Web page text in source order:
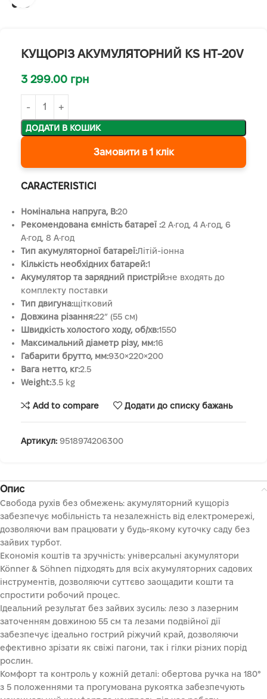
КУЩОРІЗ АКУМУЛЯТОРНИЙ KS HT-20V
3 299.00 грн
ДОДАТИ В КОШИК
Замовити в 1 клік
CARACTERISTICI
Номінальна напруга, В:20
Рекомендована ємність батареї :2 А•год, 4 А•год, 6
А•год, 8 А•год
Тип акумуляторної батареї:Літій-іонна
Кількість необхідних батарей:1
Акумулятор та зарядний пристрій:не входять до
комплекту поставки
Тип двигуна:щітковий
Довжина різання:22” (55 см)
Швидкість холостого ходу, об/хв:1550
Максимальний діаметр різу, мм:16
Габарити брутто, мм:930×220×200
Вага нетто, кг:2.5
Weight:3.5 kg
Add to compare Додати до списку бажань
Артикул: 9518974206300
Опис
Свобода рухів без обмежень: акумуляторний кущоріз
забезпечує мобільність та незалежність від електромережі,
дозволяючи вам працювати у будь-якому куточку саду без
зайвих турбот.
Економія коштів та зручність: універсальні акумулятори
Könner & Söhnen підходять для всіх акумуляторних садових
інструментів, дозволяючи суттєво заощадити кошти та
спростити робочий процес.
Ідеальний результат без зайвих зусиль: лезо з лазерним
заточенням довжиною 55 см та лезами подвійної дії
забезпечує ідеально гострий ріжучий край, дозволяючи
ефективно зрізати як свіжі пагони, так і гілки різних порід
рослин.
Комфорт та контроль у кожній деталі: обертова ручка на 180°
з 5 положеннями та прогумована рукоятка забезпечують